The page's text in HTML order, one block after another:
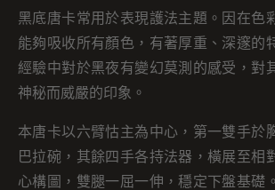
黑底唐卡常用於表現護法主題。因在色
能夠吸收所有顏色，有著厚重、深邃的
經驗中對於黑夜有變幻莫測的感受，對
神秘而威嚴的印象。
本唐卡以六臂怙主為中心，第一雙手於
巴拉碗，其餘四手各持法器，橫展至相
心構圖，雙腿一屈一伸，穩定下盤基礎